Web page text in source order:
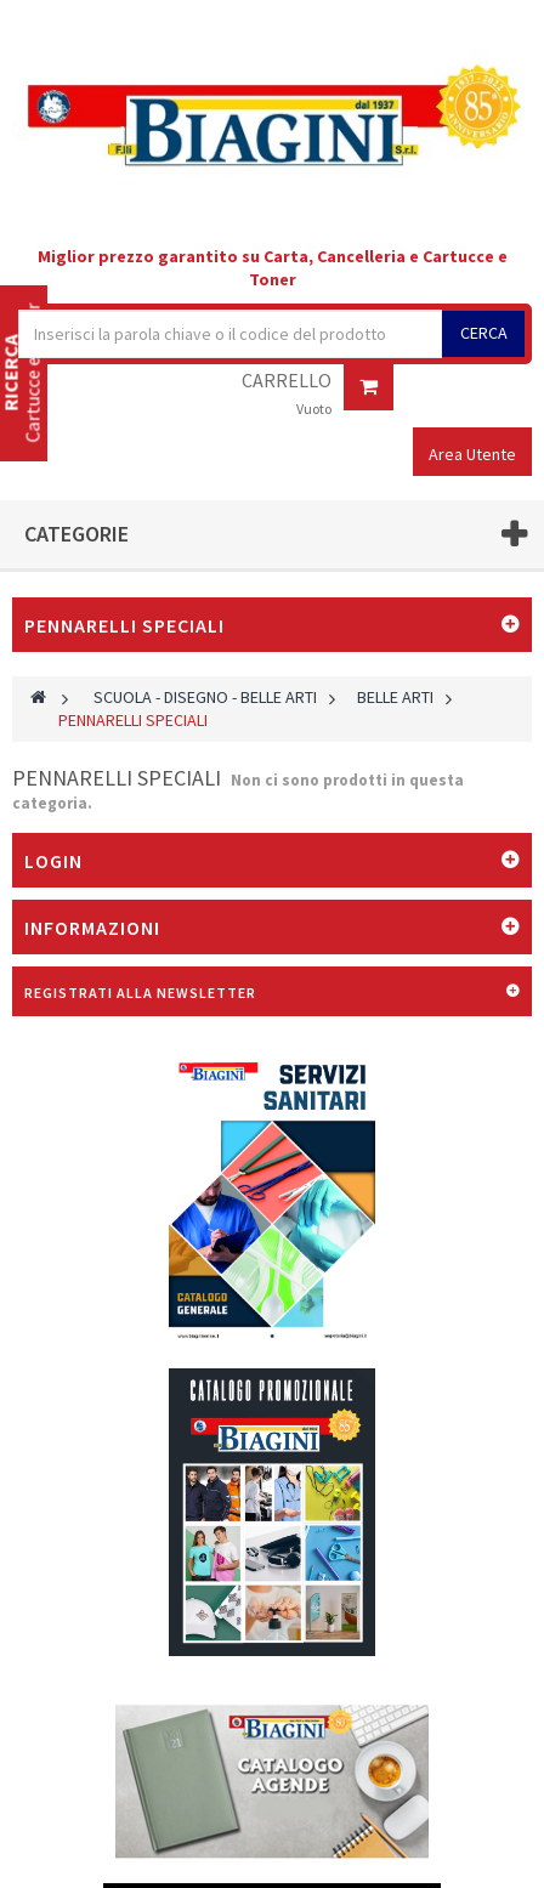
Miglior prezzo garantito su Carta, Cancelleria e Cartucce e
Toner
CERCA
CARRELLO
Vuoto
Area Utente
CATEGORIE
PENNARELLI SPECIALI
> SCUOLA - DISEGNO - BELLE ARTI >
BELLE ARTI
PENNARELLI SPECIALI
PENNARELLI SPECIALI Non ci sono prodotti in questa
categoria.
LOGIN
INFORMAZIONI
REGISTRATI ALLA NEWSLETTER
Cartucce e Toner